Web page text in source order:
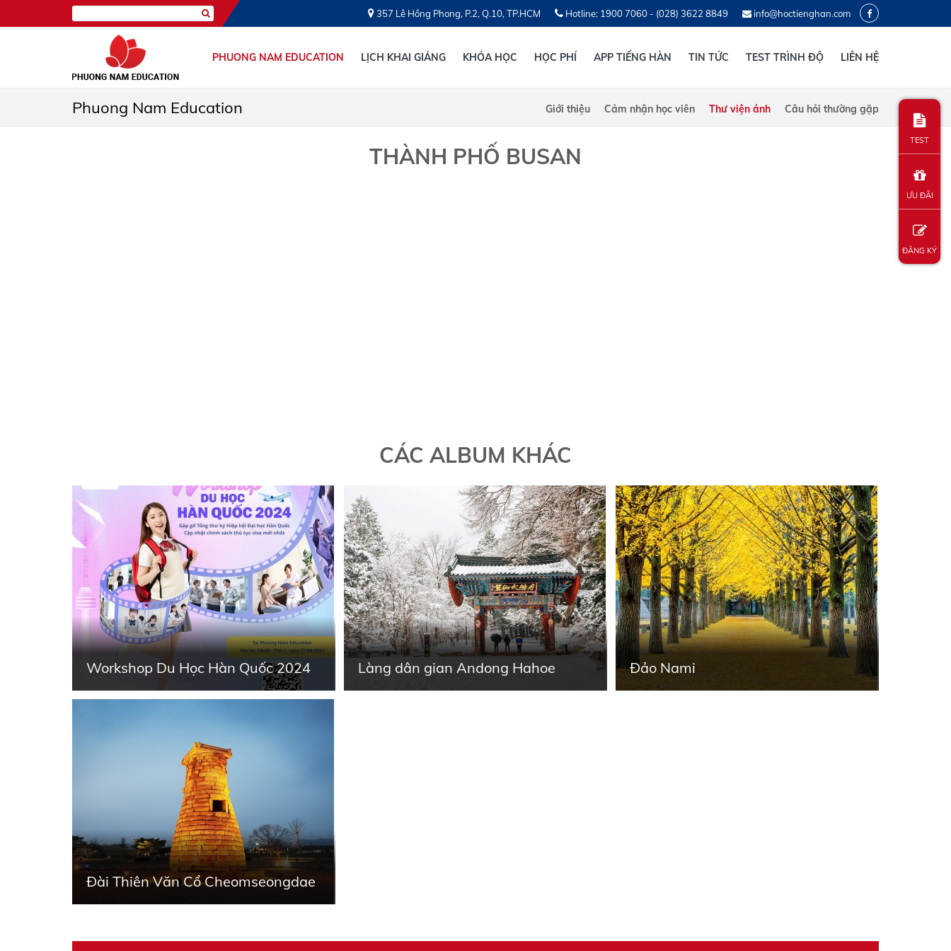
357 Lê Hồng Phong, P.2, Q.10, TP.HCM Hotline: 1900 7060 - (028) 3622 8849 info@hoctienghan.com
PHUONG NAM EDUCATION LỊCH KHAI GIẢNG KHÓA HỌC HỌC PHÍ APP TIẾNG HÀN TIN TỨC TEST TRÌNH ĐỘ LIÊN HỆ
Phuong Nam Education Giới thiệu Cảm nhận học viên Thư viện ảnh Câu hỏi thường gặp
THÀNH PHỐ BUSAN
CÁC ALBUM KHÁC
Workshop Du Học Hàn Quốc 2024 Làng dân gian Andong Hahoe Đảo Nami
Đài Thiên Văn Cổ Cheomseongdae
TEST
ƯU ĐÃI
ĐĂNG KÝ